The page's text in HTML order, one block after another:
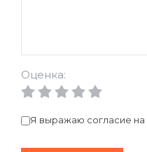
Оценка:
Я выражаю согласие на